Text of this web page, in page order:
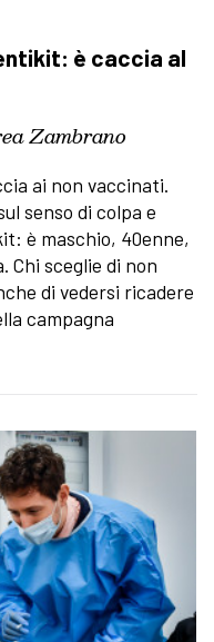
è caccia al
Zambrano
ai non vaccinati.
senso di colpa e
è maschio, 40enne,
Chi sceglie di non
di vedersi ricadere
campagna